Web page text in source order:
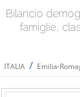
Bilancio
famiglie,
ITALIA / Emilia-